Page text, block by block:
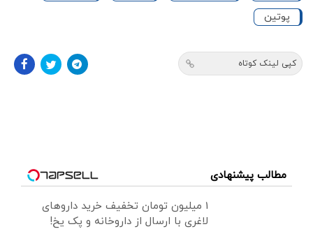
پوتین
کپی لینک کوتاه
مطالب پیشنهادی
1 میلیون تومان تخفیف خرید داروهای
لاغری با ارسال از داروخانه و پک یخ!